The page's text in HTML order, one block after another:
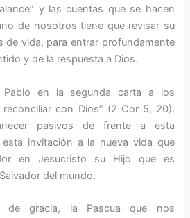
y las cuentas que se hacen
de nosotros tiene que revisar su
de vida, para entrar profundamente
y de la respuesta a Dios.
en la segunda carta a los
reconciliar con Dios” (2 Cor 5, 20).
pasivos de frente a esta
invitación a la nueva vida que
en Jesucristo su Hijo que es
del mundo.
gracia, la Pascua que nos